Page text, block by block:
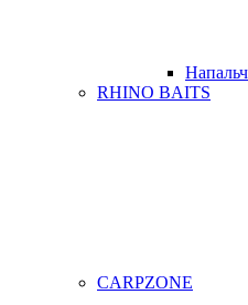
RHINO BAITS
CARPZONE